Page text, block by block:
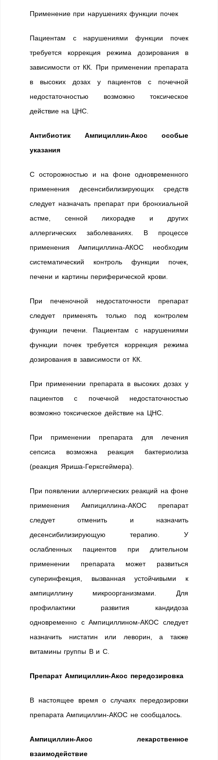
Применение при нарушениях функции почек
Пациентам с нарушениями функции почек
требуется коррекция режима дозирования в
зависимости от КК. При применении препарата
в высоких дозах у пациентов с почечной
недостаточностью возможно токсическое
действие на ЦНС.
Антибиотик Ампициллин-Акос особые
указания
С осторожностью и на фоне одновременного
применения десенсибилизирующих средств
следует назначать препарат при бронхиальной
астме, сенной лихорадке и других
аллергических заболеваниях. В процессе
применения Ампициллина-АКОС необходим
систематический контроль функции почек,
печени и картины периферической крови.
При печеночной недостаточности препарат
следует применять только под контролем
функции печени. Пациентам с нарушениями
функции почек требуется коррекция режима
дозирования в зависимости от КК.
При применении препарата в высоких дозах у
пациентов с почечной недостаточностью
возможно токсическое действие на ЦНС.
При применении препарата для лечения
сепсиса возможна реакция бактериолиза
(реакция Яриша-Герксгеймера).
При появлении аллергических реакций на фоне
применения Ампициллина-АКОС препарат
следует отменить и назначить
десенсибилизирующую терапию. У
ослабленных пациентов при длительном
применении препарата может развиться
суперинфекция, вызванная устойчивыми к
ампициллину микроорганизмами. Для
профилактики развития кандидоза
одновременно с Ампициллином-АКОС следует
назначить нистатин или леворин, а также
витамины группы В и С.
Препарат Ампициллин-Акос передозировка
В настоящее время о случаях передозировки
препарата Ампициллин-АКОС не сообщалось.
Ампициллин-Акос лекарственное
взаимодействие